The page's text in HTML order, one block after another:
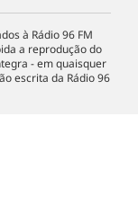
à Rádio 96 FM
a reprodução do
- em quaisquer
escrita da Rádio 96